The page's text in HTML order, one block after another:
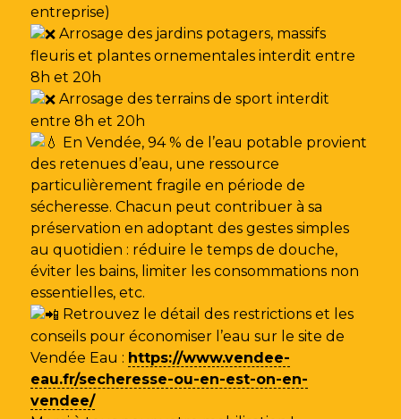
entreprise)
Arrosage des jardins potagers, massifs
fleuris et plantes ornementales interdit entre
8h et 20h
Arrosage des terrains de sport interdit
entre 8h et 20h
En Vendée, 94 % de l’eau potable provient
des retenues d’eau, une ressource
particulièrement fragile en période de
sécheresse. Chacun peut contribuer à sa
préservation en adoptant des gestes simples
au quotidien : réduire le temps de douche,
éviter les bains, limiter les consommations non
essentielles, etc.
Retrouvez le détail des restrictions et les
conseils pour économiser l’eau sur le site de
Vendée Eau : https://www.vendee-
eau.fr/secheresse-ou-en-est-on-en-
vendee/